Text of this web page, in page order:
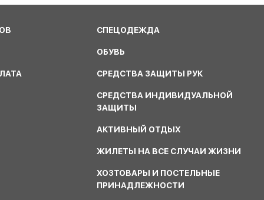
СПЕЦОДЕЖДА
ОБУВЬ
СРЕДСТВА ЗАЩИТЫ РУК
СРЕДСТВА ИНДИВИДУАЛЬНОЙ
ЗАЩИТЫ
АКТИВНЫЙ ОТДЫХ
ЖИЛЕТЫ НА ВСЕ СЛУЧАИ ЖИЗНИ
ХОЗТОВАРЫ И ПОСТЕЛЬНЫЕ
ПРИНАДЛЕЖНОСТИ